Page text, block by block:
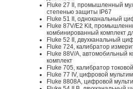
Fluke 27 II, промышленный
степенью защиты IP67
Fluke 51 II, одноканальный
Fluke 87V/E2 Kit,
комбинированный комплект
Fluke 52 II, двухканальный
Fluke 724, калибратор
Fluke 88V/A, автомобильный
комплект
Fluke 705, калибратор
Fluke 77 IV, цифровой
Fluke 8808A, цифровой